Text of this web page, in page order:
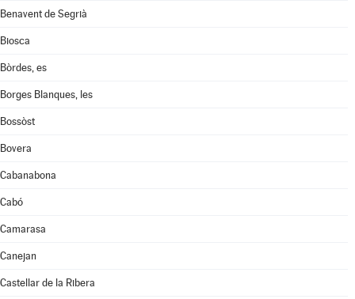
Benavent de Segrià
Biosca
Bòrdes, es
Borges Blanques, les
Bossòst
Bovera
Cabanabona
Cabó
Camarasa
Canejan
Castellar de la Ribera